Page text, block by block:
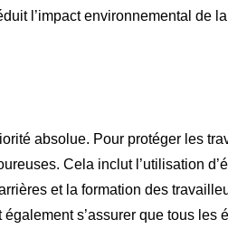
l’impact environnemental de
absolue. Pour protéger les
Cela inclut l’utilisation
et la formation des
s’assurer que tous les